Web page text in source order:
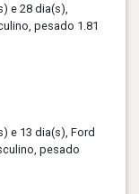
e 28 dia(s),
pesado 1.81
e 13 dia(s), Ford
pesado